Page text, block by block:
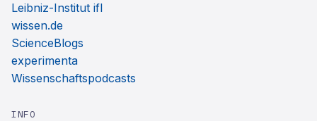
Leibniz-Institut ifl
wissen.de
ScienceBlogs
experimenta
Wissenschaftspodcasts
INFO